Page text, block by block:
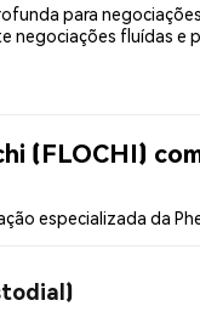
para
negociações fluídas e
(FLOCHI)
especializada da